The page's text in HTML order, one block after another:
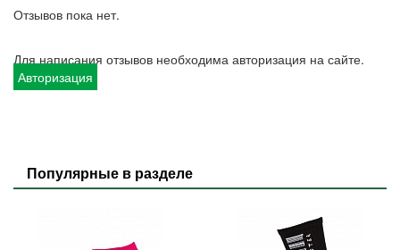
Отзывов пока нет.
Для написания отзывов необходима авторизация на сайте.
Авторизация
Популярные в разделе